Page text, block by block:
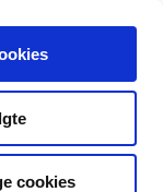
cookies